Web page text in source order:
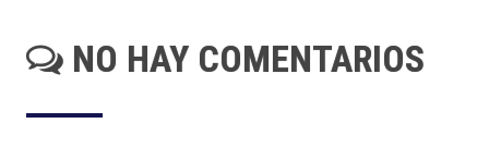
NO HAY COMENTARIOS